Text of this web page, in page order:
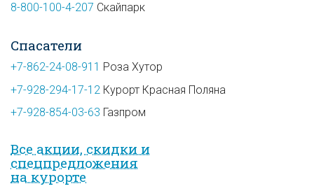
8-800-100-4-207 Скайпарк
Спасатели
+7-862-24-08-911 Роза Хутор
+7-928-294-17-12 Курорт Красная Поляна
+7-928-854-03-63 Газпром
Все акции, скидки и
спец­предложе­ния
на курорте